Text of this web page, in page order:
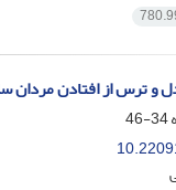
و ترس از افتادن مردان
34-46